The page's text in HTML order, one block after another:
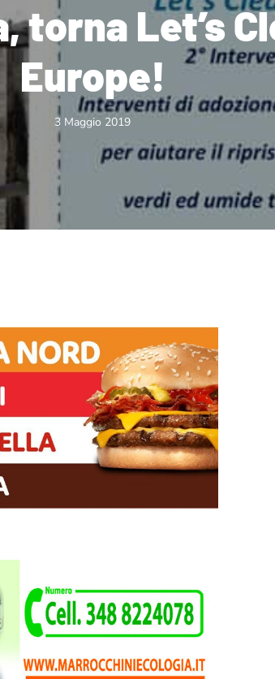
torna Let’s
Europe!
3 Maggio 2019